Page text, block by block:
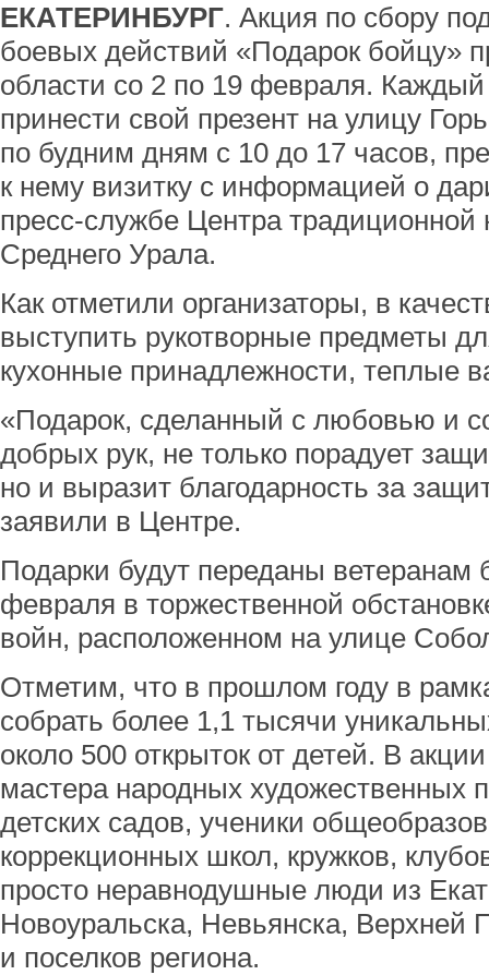
ЕКАТЕРИНБУРГ. Акция по сбору
боевых действий «Подарок бойцу»
области со 2 по 19 февраля.
принести свой презент на улицу
по будним дням с 10 до 17 часов,
к нему визитку с информацией о
пресс-службе Центра традиционной
Среднего Урала.
Как отметили организаторы, в
выступить рукотворные предметы
кухонные принадлежности, теплые
«Подарок, сделанный с любовью и
добрых рук, не только порадует
но и выразит благодарность за
заявили в Центре.
Подарки будут переданы ветеранам
февраля в торжественной
войн, расположенном на улице
Отметим, что в прошлом году в
собрать более 1,1 тысячи
около 500 открыток от детей. В
мастера народных художественных
детских садов, ученики
коррекционных школ, кружков,
просто неравнодушные люди из
Новоуральска, Невьянска, Верхней
и поселков региона.